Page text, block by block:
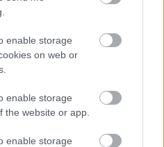
enable storage
on web or
enable storage
the website or app.
enable storage